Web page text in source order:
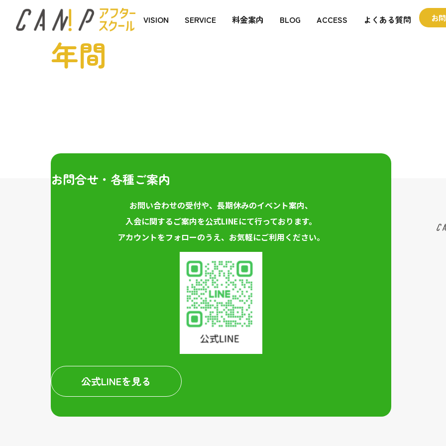
VISION SERVICE 料金案内 BLOG ACCESS よくある質問 お
アフタースクールで子どもたち
年間
お問合せ・各種ご案内
お問い合わせの受付や、長期休みのイベント案内、
入会に関するご案内を公式LINEにて行っております。
アカウントをフォローのうえ、お気軽にご利用ください。
公式LINEを見る